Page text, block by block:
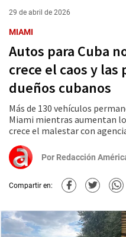
29 de abril de 2026
MIAMI
Autos para Cuba
crece el caos y las
dueños cubanos
Más de 130 vehículos
Miami mientras aumentan
crece el malestar con
Por Redacción
Compartir en: